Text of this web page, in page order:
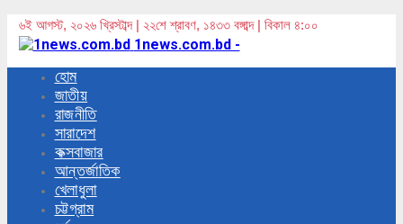
৬ই আগস্ট, ২০২৬ খ্রিস্টাব্দ | ২২শে শ্রাবণ, ১৪৩৩ বঙ্গাব্দ | বিকাল ৪:০০
1news.com.bd -
হোম
জাতীয়
রাজনীতি
সারাদেশ
কক্সবাজার
আন্তর্জাতিক
খেলাধুলা
চট্টগ্রাম